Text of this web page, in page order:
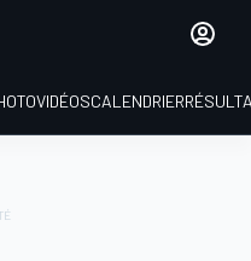
VIDÉOSCALENDRIER